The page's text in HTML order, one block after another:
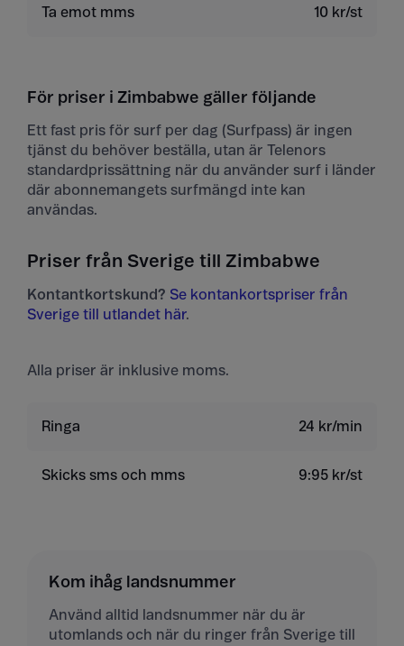
Ta emot mms 10 kr/st
För priser i Zimbabwe gäller följande
Ett fast pris för surf per dag (Surfpass) är ingen
tjänst du behöver beställa, utan är Telenors
standardprissättning när du använder surf i länder
där abonnemangets surfmängd inte kan
användas.
Priser från Sverige till Zimbabwe
Kontantkortskund? Se kontankortspriser från
Sverige till utlandet här.
Alla priser är inklusive moms.
Ringa 24 kr/min
Skicks sms och mms 9:95 kr/st
Kom ihåg landsnummer
Använd alltid landsnummer när du är
utomlands och när du ringer från Sverige till